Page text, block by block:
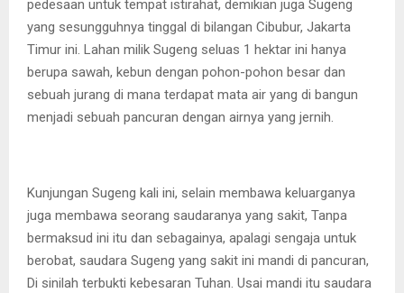
pedesaan untuk tempat istirahat, demikian juga Sugeng
yang sesungguhnya tinggal di bilangan Cibubur, Jakarta
Timur ini. Lahan milik Sugeng seluas 1 hektar ini hanya
berupa sawah, kebun dengan pohon-pohon besar dan
sebuah jurang di mana terdapat mata air yang di bangun
menjadi sebuah pancuran dengan airnya yang jernih.
Kunjungan Sugeng kali ini, selain membawa keluarganya
juga membawa seorang saudaranya yang sakit, Tanpa
bermaksud ini itu dan sebagainya, apalagi sengaja untuk
berobat, saudara Sugeng yang sakit ini mandi di pancuran,
Di sinilah terbukti kebesaran Tuhan. Usai mandi itu saudara